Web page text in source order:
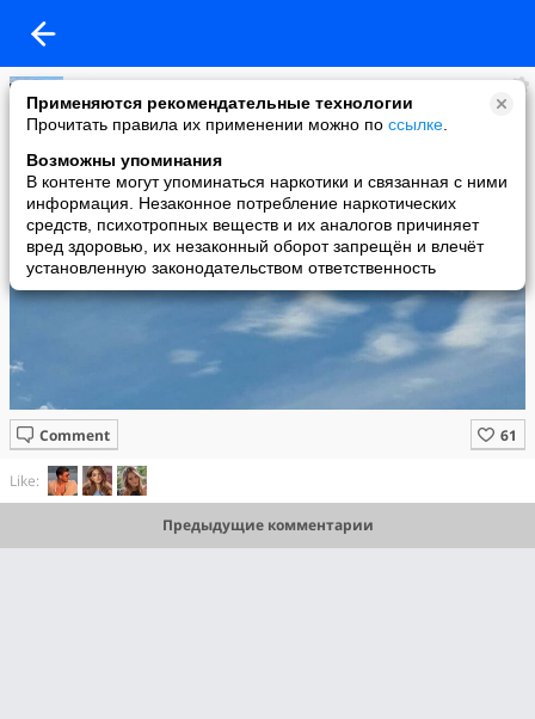
Применяются рекомендательные технологии
Прочитать правила их применении можно по ссылке
Возможны упоминания
В контенте могут упоминаться наркотики и связанная с ними
информация. Незаконное потребление наркотических
средств, психотропных веществ и их аналогов причиняет
вред здоровью, их незаконный оборот запрещён и влечёт
установленную законодательством ответственность
~Sincere~
added a photo
20 May в 23:58
Comment
Like:
Предыдущие комментарии